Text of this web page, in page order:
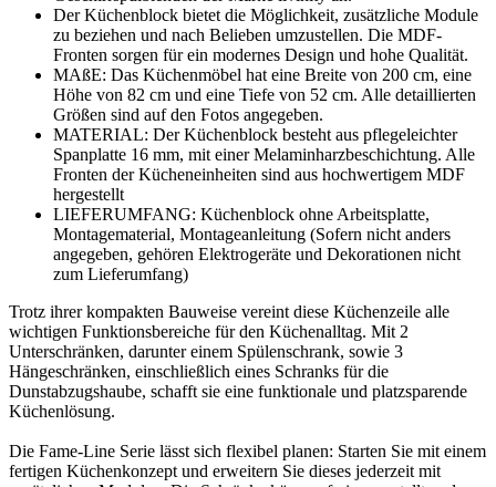
Der Küchenblock bietet die Möglichkeit, zusätzliche Module
zu beziehen und nach Belieben umzustellen. Die MDF-
Fronten sorgen für ein modernes Design und hohe Qualität.
MAßE: Das Küchenmöbel hat eine Breite von 200 cm, eine
Höhe von 82 cm und eine Tiefe von 52 cm. Alle detaillierten
Größen sind auf den Fotos angegeben.
MATERIAL: Der Küchenblock besteht aus pflegeleichter
Spanplatte 16 mm, mit einer Melaminharzbeschichtung. Alle
Fronten der Kücheneinheiten sind aus hochwertigem MDF
hergestellt
LIEFERUMFANG: Küchenblock ohne Arbeitsplatte,
Montagematerial, Montageanleitung (Sofern nicht anders
angegeben, gehören Elektrogeräte und Dekorationen nicht
zum Lieferumfang)
Trotz ihrer kompakten Bauweise vereint diese Küchenzeile alle
wichtigen Funktionsbereiche für den Küchenalltag. Mit 2
Unterschränken, darunter einem Spülenschrank, sowie 3
Hängeschränken, einschließlich eines Schranks für die
Dunstabzugshaube, schafft sie eine funktionale und platzsparende
Küchenlösung.
Die Fame-Line Serie lässt sich flexibel planen: Starten Sie mit einem
fertigen Küchenkonzept und erweitern Sie dieses jederzeit mit